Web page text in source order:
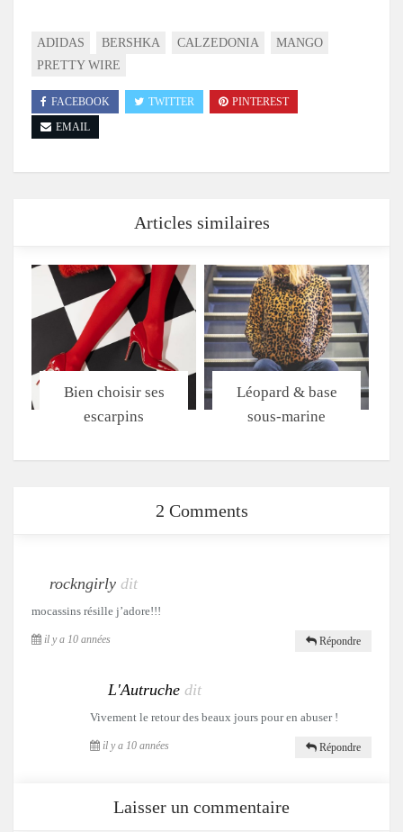
ADIDAS BERSHKA CALZEDONIA
MANGO
PRETTY WIRE
FACEBOOK TWITTER
PINTEREST
EMAIL
Articles similaires
Bien choisir ses
escarpins
Léopard & base
sous-marine
2 Comments
rockngirly dit
mocassins résille j’adore!!!
il y a 10 années Répondre
L'Autruche dit
Vivement le retour des beaux jours pour en abuser !
il y a 10 années Répondre
Laisser un commentaire